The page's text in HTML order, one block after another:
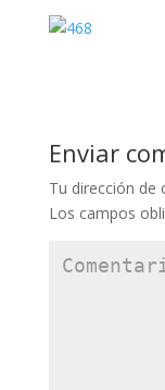
Enviar
Tu dirección de
Los campos